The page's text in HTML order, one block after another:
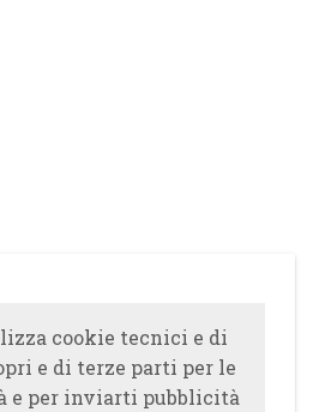
cookie tecnici e di
e di terze parti per le
e per inviarti pubblicità